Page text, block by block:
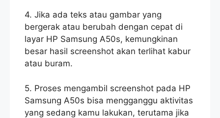
4. Jika ada teks atau gambar yang
bergerak atau berubah dengan cepat di
layar HP Samsung A50s, kemungkinan
besar hasil screenshot akan terlihat kabur
atau buram.
5. Proses mengambil screenshot pada HP
Samsung A50s bisa mengganggu aktivitas
yang sedang kamu lakukan, terutama jika